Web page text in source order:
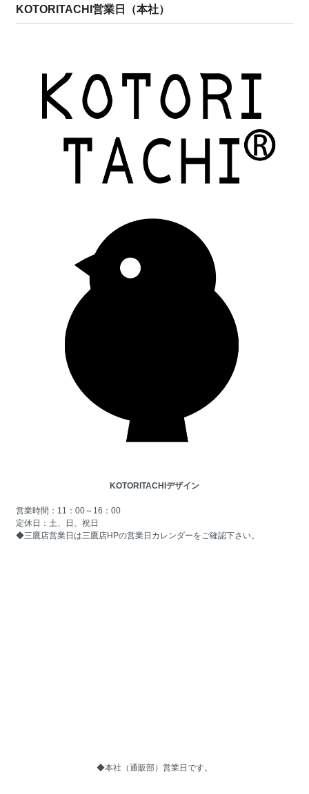
KOTORITACHI営業日（本社）
KOTORITACHIデザイン
営業時間：11：00～16：00
定休日：土、日、祝日
◆三鷹店営業日は三鷹店HPの営業日カレンダーをご確認下さい。
◆本社（通販部）営業日です。